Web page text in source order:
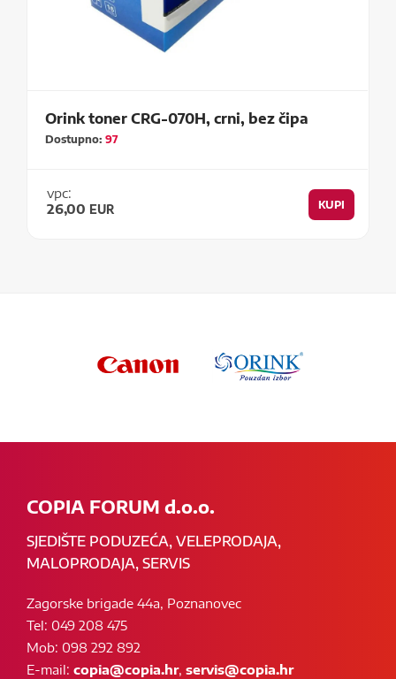
Orink toner CRG-070H, crni, bez čipa
Dostupno:97
vpc:
26,00 EUR KUPI
COPIA FORUM d.o.o.
SJEDIŠTE PODUZEĆA, VELEPRODAJA,
MALOPRODAJA, SERVIS
Zagorske brigade 44a, Poznanovec
Tel: 049 208 475
Mob: 098 292 892
E-mail: copia@copia.hr, servis@copia.hr